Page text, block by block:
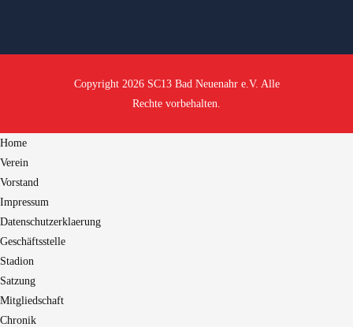
Copyright 2026 SC13 Bad Neuenahr e.V. Alle
Rechte vorbehalten.
Home
Verein
Vorstand
Impressum
Datenschutzerklaerung
Geschäftsstelle
Stadion
Satzung
Mitgliedschaft
Chronik